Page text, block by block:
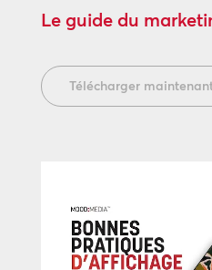
Le guide du
Télécharger